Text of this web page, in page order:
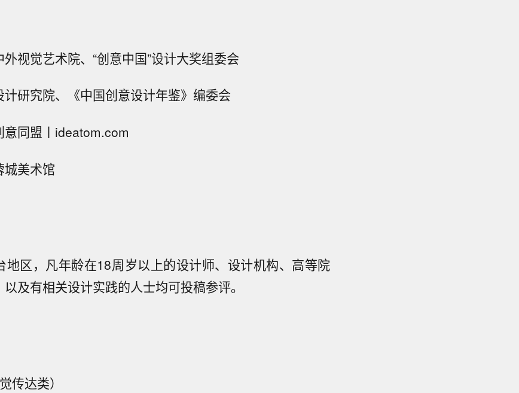
视觉艺术院、“创意中国”设计大奖组委会
研究院、《中国创意设计年鉴》编委会
意同盟丨ideatom.com
城美术馆
地区，凡年龄在18周岁以上的设计师、设计机构、高等院
及有相关设计实践的人士均可投稿参评。
传达类）